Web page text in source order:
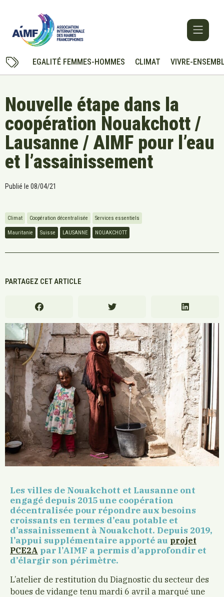
EGALITÉ FEMMES-HOMMES CLIMAT VIVRE-
Nouvelle étape dans la
coopération Nouakchott /
Lausanne / AIMF pour l’eau
et l’assainissement
Publié le 08/04/21
Climat Coopération décentralisée Services essentiels
Mauritanie Suisse LAUSANNE NOUAKCHOTT
PARTAGEZ CET ARTICLE
Les villes de Nouakchott et Lausanne ont
engagé depuis 2015 une coopération
décentralisée pour répondre aux besoins
croissants en termes d’eau potable et
d’assainissement à Nouakchott. Depuis 2019,
l’appui supplémentaire apporté au projet
PCE2A par l’AIMF a permis d’approfondir et
d’élargir son périmètre.
L’atelier de restitution du Diagnostic du secteur des
boues de vidange tenu mardi 6 avril a marqué une